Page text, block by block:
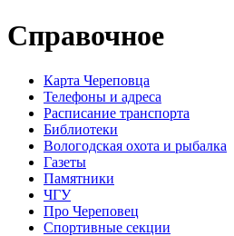
Справочное
Карта Череповца
Телефоны и адреса
Расписание транспорта
Библиотеки
Вологодская охота и рыбалка
Газеты
Памятники
ЧГУ
Про Череповец
Спортивные секции